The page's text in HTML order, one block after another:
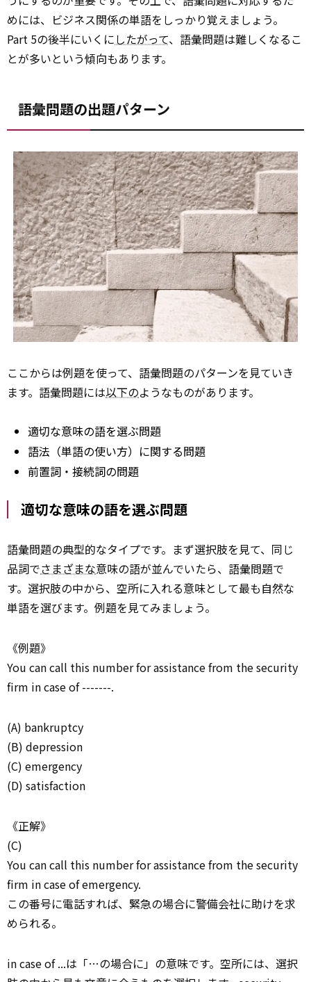
めには、ビジネス関係の単語をしっかり覚えましょう。
Part 5の後半にいくにしたがって、語彙問題は難しくなるこ
とが多いという傾向もあります。
語彙問題の出題パターン
ここからは例題を使って、語彙問題のパターンを見ていき
ます。語彙問題には以下のようなものがあります。
適切な意味の語を選ぶ問題
語法（単語の使い方）に関する問題
前置詞・接続詞の問題
適切な意味の語を選ぶ問題
語彙問題の典型的なタイプです。まず選択肢を見て、同じ
品詞でさまざまな意味の語が並んでいたら、語彙問題で
す。選択肢の中から、空所に入れる意味として最も自然な
単語を選びます。例題を見てみましょう。
《例題》
You can call this number for assistance from the security
firm in case of -------.
(A) bankruptcy
(B) depression
(C) emergency
(D) satisfaction
《正解》
(C)
You can call this number for assistance from the security
firm in case of emergency.
この番号に電話すれば、緊急の場合に警備会社に助けを求
められる。
in case of ...は「…の場合に」の意味です。空所には、選択